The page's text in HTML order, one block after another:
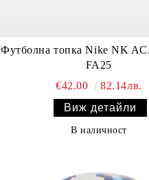
Футболна топка Nike NK
FA25
€42.00
82.14лв.
Виж детайли
В наличност